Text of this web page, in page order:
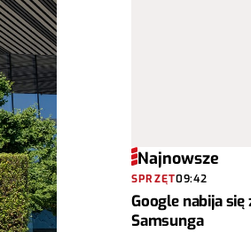
Najnowsze
SPRZĘT09:42
Google nabija się
Samsunga